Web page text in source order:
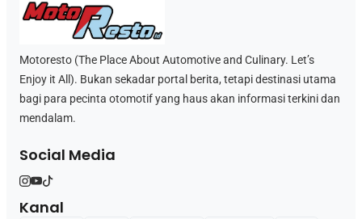
Motoresto (The Place About Automotive and Culinary. Let’s
Enjoy it All). Bukan sekadar portal berita, tetapi destinasi utama
bagi para pecinta otomotif yang haus akan informasi terkini dan
mendalam.
Social Media
Kanal